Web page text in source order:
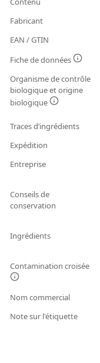
Fabricant
EAN / GTIN
Fiche de données
Organisme de contrôle
biologique et origine
biologique
Traces d’ingrédients
Expédition
Entreprise
Conseils de
conservation
Ingrédients
Contamination croisée
Nom commercial
Note sur l'étiquette